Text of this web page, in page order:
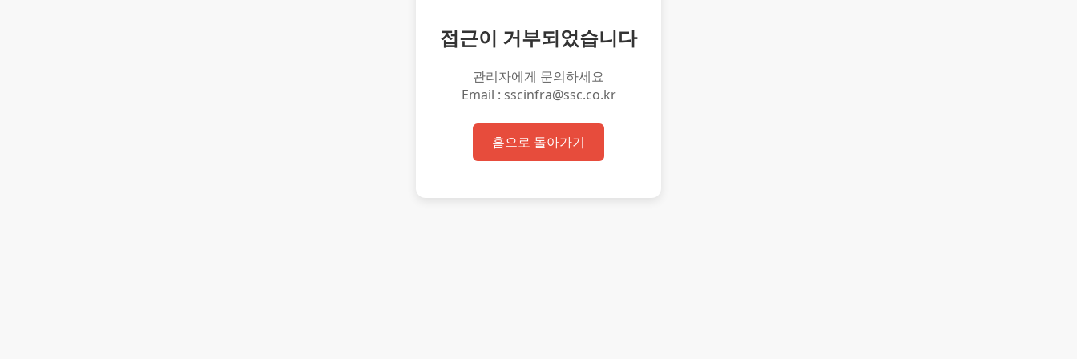
접근이 거부되었습니다
관리자에게 문의하세요
Email : sscinfra@ssc.co.kr
홈으로 돌아가기